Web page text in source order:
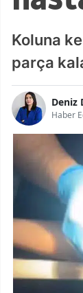
Koluna
parça
Deniz
Haber